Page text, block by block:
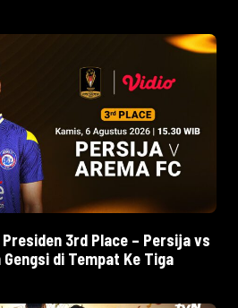
3rd Place – Persija vs
di Tempat Ke Tiga